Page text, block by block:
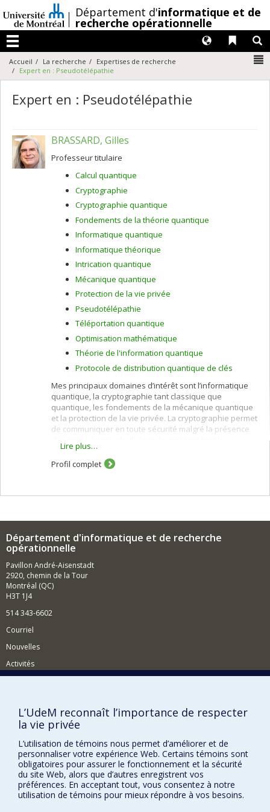
au
contenu
/Département d'informatique et de
recherche opérationnelle
Menu
Liens
Langues
Accueil La recherche
Expertises de recherche
Expert en : Pseudotélépathie
Expert en : Pseudotélépathie
BRASSARD, Gilles
Professeur titulaire
Calcul quantique
Cryptographie
Cryptographie quantique
Fondements de la théorie quantique
Informatique quantique
Informatique théorique
Intrication quantique
Mécanique quantique
Protection de la vie privée
Pseudotélépathie
Téléportation quantique
Optimisation mathématique
Théorie de l'information quantique
Protocole de distribution quantique de clés
Mes principaux domaines d’intérêt sont l’informatique
quantique, la cryptographie tant classique que
quantique, les fondements de la mécanique quantique
et la protection de la vie privée. La cryptographie permet
de communiquer en toute sécurité malgré la présence
confidentialité que l'intégrité de la communication. La
cryptographie permet également à un nombre arbitraire
d'individus possédant des informations secrètes de
les autres. L’informatique quantique, qui est au
quantique peuvent améliorer notre capacité de traiter
l’information.
Ceci permet en principe de faire des calculs qui
semblent hors de portée des ordinateurs
conventionnels, en particulier pour casser la plupart des
protéger les transactions sur Internet. Heureusement, la
la cryptographie quantique, ma contribution la plus
science établie.
Finalement, se pourrait-il que ce soient des
clef pour comprendre les mystères de la nature? C'est la
question que j'ai posée dans le numéro inaugural de
Nature Physics
Lire plus…
Profil complet
Département d'informatique et de recherche
opérationnelle
Pavillon André-Aisenstadt
2920, chemin de la Tour
Montréal (QC)
H3T 1J4
514 343-6602
Courriel
Nouvelles
Activités
BESOIN D'AIDE?
Plan du site
Signaler une erreur
Accessibilité
FACULTÉ DES ARTS ET DES SCIENCES
Nos départements et écoles
L’UdeM reconnaît l’importance de respecter
la vie privée
L’utilisation de témoins nous permet d’améliorer et de
personnaliser votre expérience Web. Certains témoins sont
obligatoires pour assurer le fonctionnement et la sécurité
du site Web, alors que d’autres enregistrent vos
préférences. En acceptant tout, vous consentez à notre
utilisation de témoins pour mieux répondre à vos besoins.